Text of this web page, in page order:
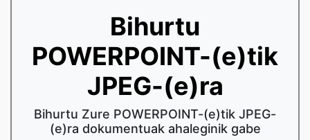
Bihurtu
POWERPOINT-(e)tik
JPEG-(e)ra
Bihurtu Zure POWERPOINT-(e)tik JPEG-
(e)ra dokumentuak ahaleginik gabe